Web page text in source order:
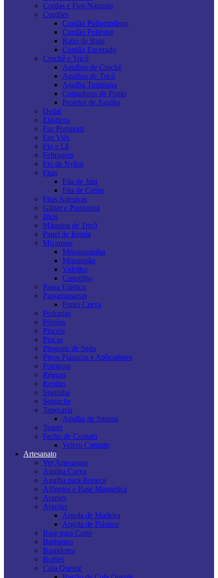
Cordas e Fios Naturais
Cordões
Cordão Polipropileno
Cordão Poliéster
Rabo de Rato
Cordão Encerado
Crochê e Tricô
Agulhas de Crochê
Agulhas de Tricô
Agulha Tunisiana
Contadores de Ponto
Protetor de Agulha
Dedal
Elásticos
Faz Pompom
Faz Viés
Fio e Lã
Feltragem
Fio de Nylon
Fitas
Fita de Juta
Fita de Cetim
Fitas Adesivas
Glitter e Purpurina
Ilhós
Máquina de Tricô
Papel de Renda
Miçangas
Missanguinha
Missangão
Vidrilho
Canutilho
Passa Elástico
Passamanarias
Ponto Curva
Pedrarias
Pérolas
Pincéis
Pinças
Pingente de Seda
Pinos Plásticos e Aplicadores
Pompom
Réguas
Rendas
Sianinha
Soutache
Tapeçaria
Agulha de Smirna
Teares
Fecho de Contato
Velcro Comum
Artesanato
Ver Artesanato
Agulha Curva
Agulha para Boneca
Alfinetes e Base Magnética
Arames
Argolas
Argola de Madeira
Argola de Plástico
Base para Corte
Barbantes
Bastidores
Botões
Cola Quente